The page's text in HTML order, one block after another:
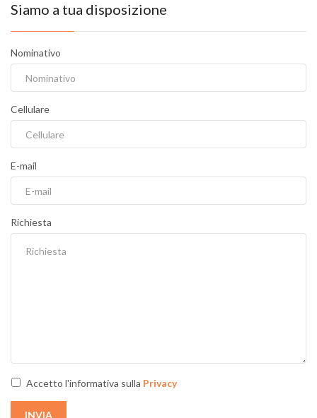
Siamo a tua disposizione
Nominativo
Cellulare
E-mail
Richiesta
Accetto l'informativa sulla Privacy
INVIA